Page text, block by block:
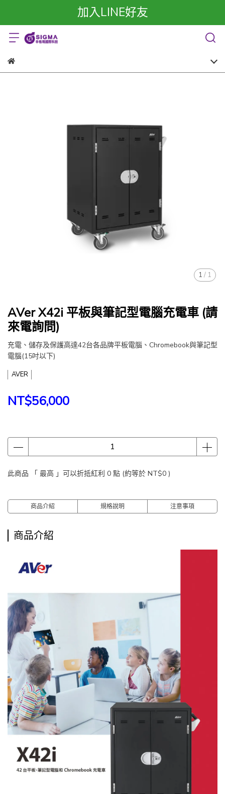
加入LINE好友
1 / 1
AVer X42i 平板與筆記型電腦充電車 (請
來電詢問)
充電、儲存及保護高達42台各品牌平板電腦、Chromebook與筆記型
電腦(15吋以下)
AVER
NT$56,000
此商品 「 最高 」可以折抵紅利 0 點 (約等於 NT$0 )
商品介紹 規格說明 注意事項
商品介紹